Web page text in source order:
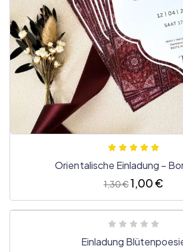
Orientalische Einladung –
1,30€1,00€
Einladung